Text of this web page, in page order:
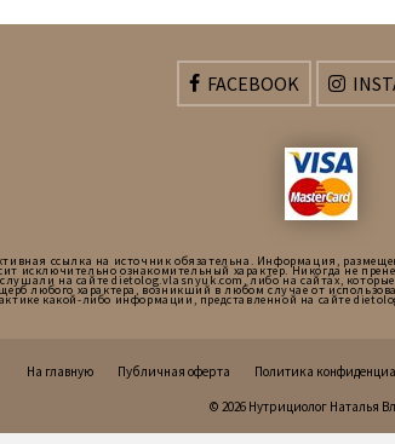
FACEBOOK
ссылка на источник обязательна. Информация,
исключительно ознакомительный характер. Никогда не
на сайте dietolog.vlasnyuk.com, либо на сайтах,
любого характера, возникший в любом случае от
какой-либо информации, представленной на сайте
На главную Публичная оферта Политика
© 2026 Нутрициолог Наталья